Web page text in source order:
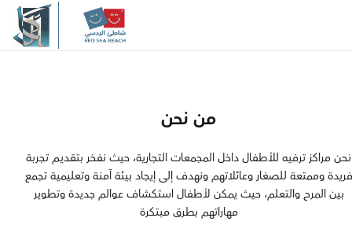
مرحبًا بكم في
شاطئ الردسي
والجودة والابتكار، يسعي
إلى الارتقاء بمعايير الترفيــه
الحديثة
من نحن
نحن مراكز ترفيه للأطفال داخل المجمعات التجارية، حيث نفخر بتقديـم تجربة
فريدة وممتعة للصغار وعائلاتهم ونهدف إلى إيجاد بيئة آمنة وتعليمية تجمع
بين المرح والتعلم، حيث يمكن لأطفال استكشاف عوالم جديدة وتطوير
مهاراتهم بطرق مبتكرة